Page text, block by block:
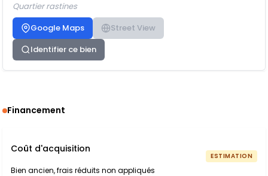
Quartier rastines
Google Maps
Street View
Identifier ce bien
Financement
Coût d'acquisition
Bien ancien, frais réduits non appliqués
ESTIMATION